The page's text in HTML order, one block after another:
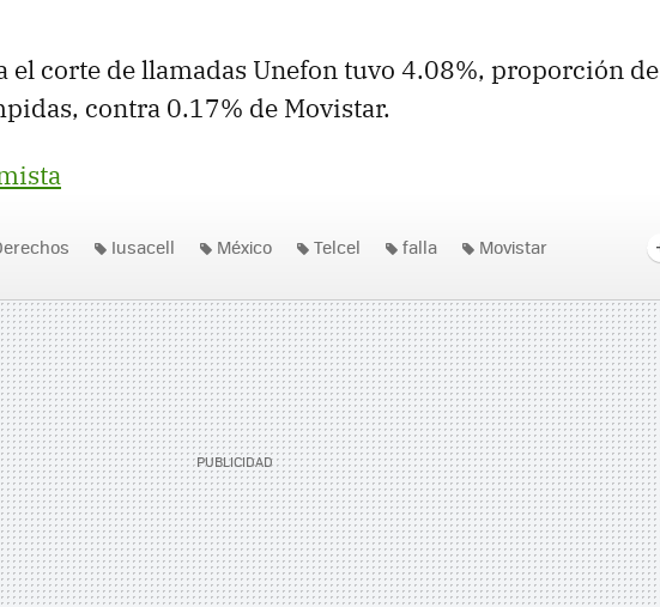
el corte de llamadas Unefon tuvo 4.08%, proporción de
contra 0.17% de Movistar.
Iusacell México Telcel falla
Movistar